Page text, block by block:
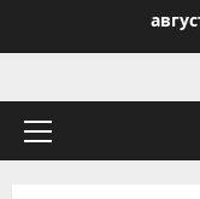
Primary